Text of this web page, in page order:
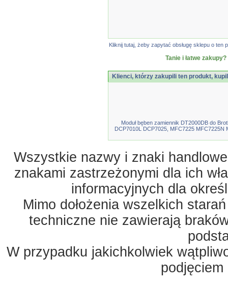
Kliknij tutaj, żeby zapytać obsługę sklepu o
Tanie i łatwe
Klienci, którzy zakupili ten produkt,
Moduł bęben zamiennik DT2000DB do
DCP7010L DCP7025, MFC7225 MFC7225N
Wszystkie nazwy i znaki
znakami zastrzeżonymi dla ich
informacyjnych dla
Mimo dołożenia wszelkich
techniczne nie zawierają
W przypadku jakichkolwiek